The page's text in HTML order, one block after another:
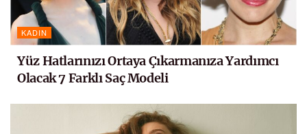
KADIN
Yüz Hatlarınızı Ortaya Çıkarmanıza Yardımcı
Olacak 7 Farklı Saç Modeli